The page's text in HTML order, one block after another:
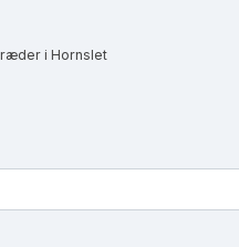
i Hornslet